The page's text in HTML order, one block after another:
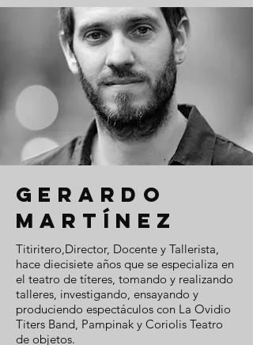
GERARDO
MARTÍNEZ
Titiritero,Director, Docente y Tallerista,
hace diecisiete años que se especializa en
el teatro de títeres, tomando y realizando
talleres, investigando, ensayando y
produciendo espectáculos con La Ovidio
Titers Band, Pampinak y Coriolis Teatro
de objetos.